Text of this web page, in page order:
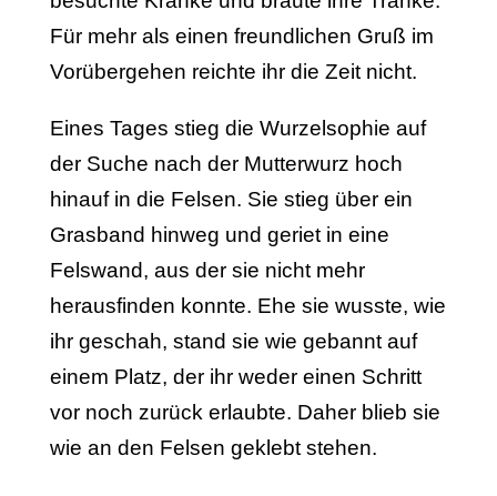
Für mehr als einen freund­lichen Gruß im
Vorübergehen reichte ihr die Zeit nicht.
Eines Tages stieg die Wurzelsophie auf
der Suche nach der Mutterwurz hoch
hinauf in die Felsen. Sie stieg über ein
Grasband hinweg und geriet in eine
Felswand, aus der sie nicht mehr
herausfinden konnte. Ehe sie wusste, wie
ihr ge­schah, stand sie wie gebannt auf
einem Platz, der ihr weder einen Schritt
vor noch zurück erlaubte. Daher blieb sie
wie an den Felsen geklebt stehen.